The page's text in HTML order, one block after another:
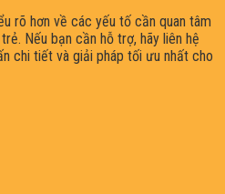
rõ hơn về các yếu tố cần quan tâm
Nếu bạn cần hỗ trợ, hãy liên hệ
chi tiết và giải pháp tối ưu nhất cho